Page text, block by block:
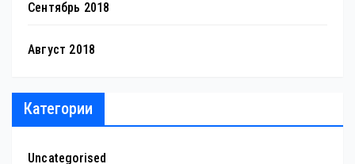
Сентябрь 2018
Август 2018
Категории
Uncategorised